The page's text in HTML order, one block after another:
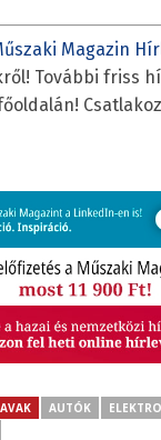
Magazin
További friss
AUTÓK